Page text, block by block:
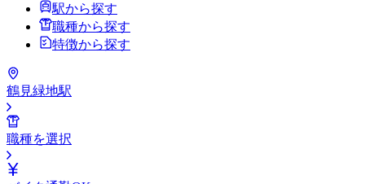
駅から探す
職種から探す
特徴から探す
鶴見緑地駅
職種を選択